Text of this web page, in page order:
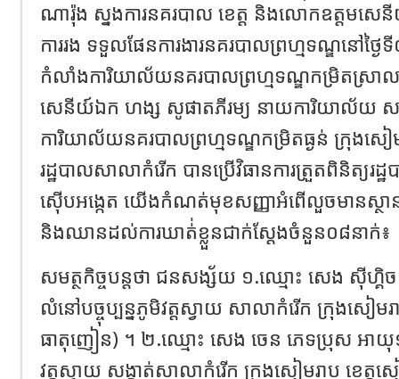
ណារ៉ុង ស្នងការនគរបាល ខេត្ត និងលោកឧត្តមសេនី
ការរង ទទួលផែនការងារនគរបាលព្រហ្មទណ្ឌនៅថ្ង
កំលាំងការិយាល័យនគរបាលព្រហ្មទណ្ឌកម្រិតស្រា
សេនីយ៍ឯក ហង្ស សូផាតភីរម្យ នាយការិយាល័យ
ការិយាល័យនគរបាលព្រហ្មទណ្ឌកម្រិតធ្ងន់ ក្រុងស
រដ្ឋបាលសាលាកំរើក បានប្រើវិធានការត្រួតពិនិត្យរដ្
ស៊ើបអង្កេត យើងកំណត់មុខសញ្ញាអំពើលួចមានស្ថ
និងឈានដល់ការឃាត់់ខ្លួនជាក់ស្តែងចំនួន០៨នាក់៖
សមត្ថកិច្ចបន្តថា ជនសង្ស័យ ១.ឈ្មោះ សេង ស៊ីហ្គិ
លំនៅបច្ចុប្បន្នភូមិវត្តស្វាយ សាលាកំរើក ក្រុងសៀមរ
ធាតុញៀន) ។ ២.ឈ្មោះ សេង ចេន ភេទប្រុស អាយុ១
វត្តស្វាយ សង្កាត់សាលាកំរើក ក្រុងសៀមរាប ខេត្តស